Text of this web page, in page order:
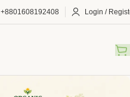
+8801608192408 Login /